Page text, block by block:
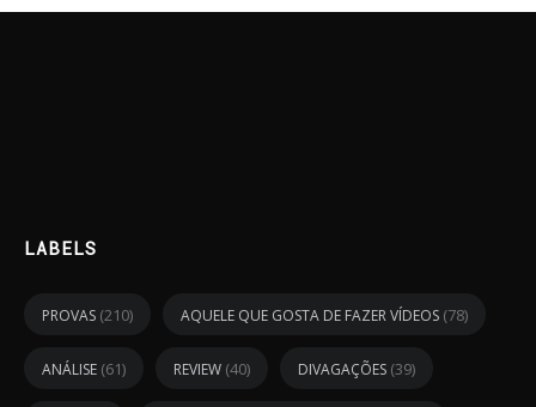
LABELS
PROVAS (210) AQUELE QUE GOSTA DE FAZER VÍDEOS (78)
ANÁLISE (61) REVIEW (40) DIVAGAÇÕES (39)